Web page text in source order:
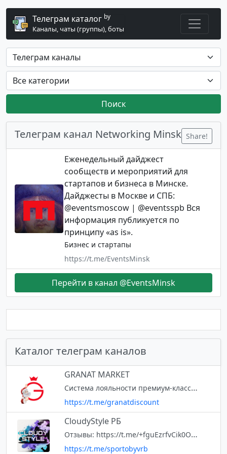
Телеграм каталог by
Каналы, чаты (группы), боты
Поиск
Телеграм канал Networking Minsk Share!
Еженедельный дайджест
сообществ и мероприятий для
стартапов и бизнеса в Минске.
Дайджесты в Москве и СПБ:
@eventsmoscow | @eventsspb Вся
информация публикуется по
принципу «as is».
Бизнес и стартапы
https://t.me/EventsMinsk
Перейти в канал @EventsMinsk
Каталог телеграм каналов
GRANAT MARKET
Система лояльности премиум-класса https://granat.market
https://t.me/granatdiscount
CloudyStyle РБ
Отзывы: https://t.me/+fguEzrfvCik0OWZi 👟 Качество на высоте 📈 👟 Гарантия|обмен|возврат 🤝🏼 👟 Оплата при получении 📨 👟 Бесплатная доставка+подарок 🎁
https://t.me/sportobyvrb